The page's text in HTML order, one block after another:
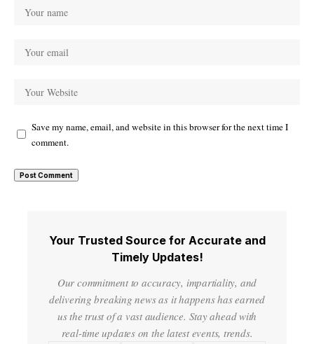
Save my name, email, and website in this browser for the next time I
comment.
Your Trusted Source for Accurate and
Timely Updates!
Our commitment to accuracy, impartiality, and
delivering breaking news as it happens has earned
us the trust of a vast audience. Stay ahead with
real-time updates on the latest events, trends.